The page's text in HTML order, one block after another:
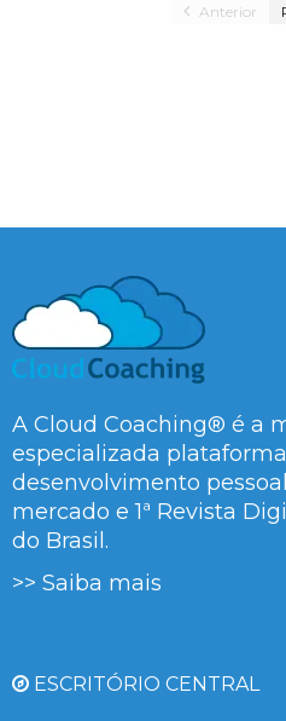
Anterior
A Cloud Coaching® é a
especializada
desenvolvimento
mercado e 1ª Revista
do Brasil.
>> Saiba mais
ESCRITÓRIO CENTRAL